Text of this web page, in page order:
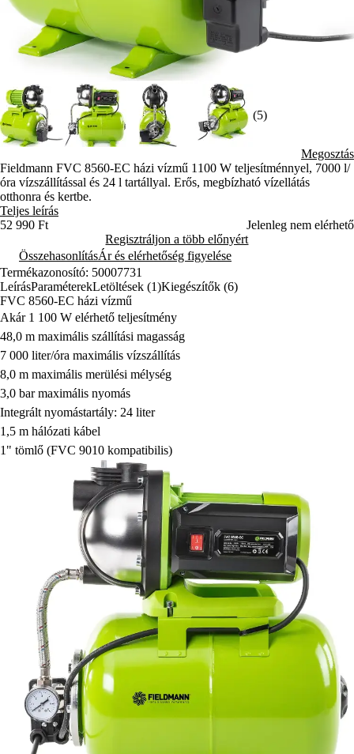
(5)
Megosztás
Fieldmann FVC 8560-EC házi vízmű 1100 W teljesítménnyel, 7000 l/
óra vízszállítással és 24 l tartállyal. Erős, megbízható vízellátás
otthonra és kertbe.
Teljes leírás
52 990 Ft
Jelenleg nem elérhető
Regisztráljon a több előnyért
ÖsszehasonlításÁr és elérhetőség figyelése
Termékazonosító: 50007731
LeírásParaméterekLetöltések (1)Kiegészítők (6)
FVC 8560-EC házi vízmű
Akár 1 100 W elérhető teljesítmény
48,0 m maximális szállítási magasság
7 000 liter/óra maximális vízszállítás
8,0 m maximális merülési mélység
3,0 bar maximális nyomás
Integrált nyomástartály: 24 liter
1,5 m hálózati kábel
1" tömlő (FVC 9010 kompatibilis)